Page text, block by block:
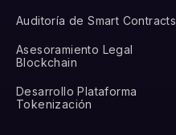
Auditoría de Smart Contracts
Asesoramiento Legal
Blockchain
Desarrollo Plataforma
Tokenización